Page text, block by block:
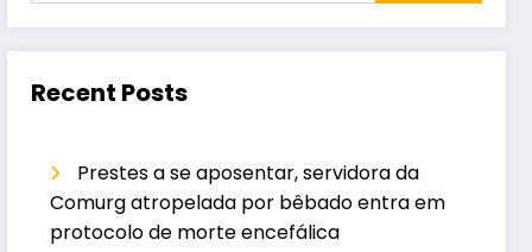
Recent Posts
Prestes a se aposentar, servidora da
Comurg atropelada por bêbado entra em
protocolo de morte encefálica